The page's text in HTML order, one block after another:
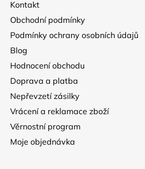
i
Kontakt
Obchodní podmínky
Podmínky ochrany osobních údajů
Blog
Hodnocení obchodu
Doprava a platba
Nepřevzetí zásilky
Vrácení a reklamace zboží
Věrnostní program
Moje objednávka